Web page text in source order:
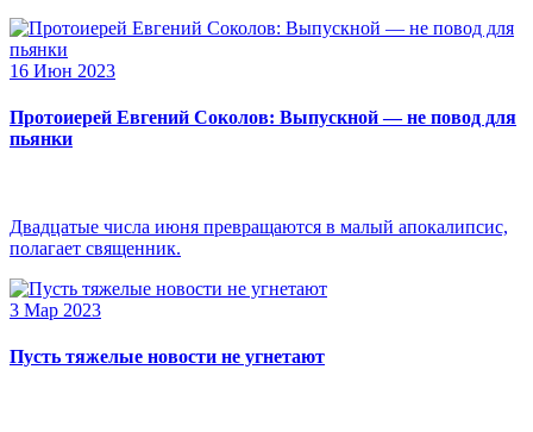
16 Июн 2023
Протоиерей Евгений Соколов: Выпускной — не повод для
пьянки
Двадцатые числа июня превращаются в малый апокалипсис,
полагает священник.
3 Мар 2023
Пусть тяжелые новости не угнетают